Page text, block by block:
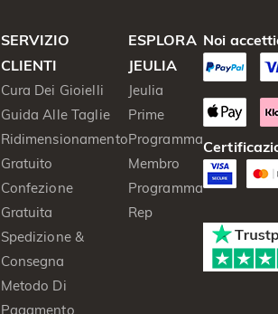
SERVIZIO
CLIENTI
Cura Dei Gioielli
Guida Alle Taglie
Ridimensionamento
Gratuito
Confezione
Gratuita
Spedizione &
Consegna
Metodo Di
Pagamento
ESPLORA
JEULIA
Jeulia
Prime
Programma
Membro
Programma
Rep
Noi